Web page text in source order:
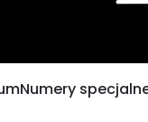
Numery